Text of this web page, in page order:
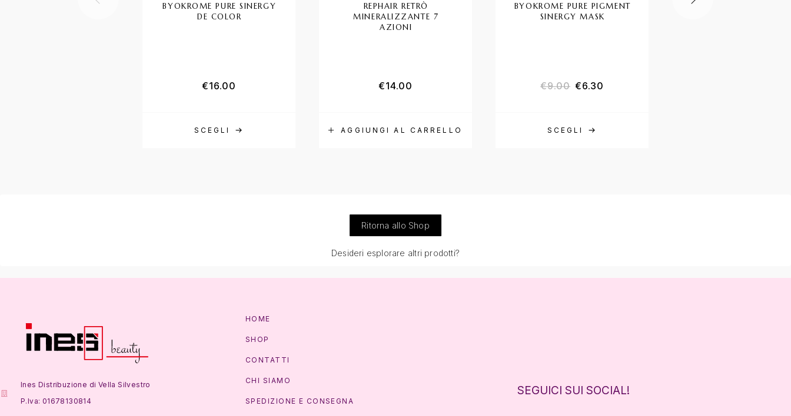
SCEGLI
BYOKROME PURE SINERGY
DE COLOR
€16.00
AGGIUNGI AL CARRELLO
REPHAIR RETRÒ
MINERALIZZANTE 7
AZIONI
€14.00
SCEGLI
BYOKROME PURE PIGMENT
SINERGY MASK
€9.00 €6.30
Ritorna allo Shop
Desideri esplorare altri prodotti?
Ines Distribuzione di Vella Silvestro
P.Iva: 01678130814
HOME
SHOP
CONTATTI
CHI SIAMO
SPEDIZIONE E CONSEGNA
SEGUICI SUI SOCIAL!